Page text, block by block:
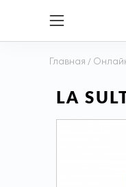
Главная /
LA